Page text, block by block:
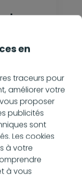
en
traceurs pour
améliorer votre
proposer
publicités
sont
Les cookies
à votre
à vous